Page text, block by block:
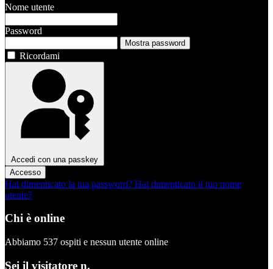
Nome utente
Password
Mostra password
Ricordami
Accedi con una passkey
Accesso
Hai dimenticato la tua password? Hai dimenticato il tuo nome
utente?
Chi è online
Abbiamo 537 ospiti e nessun utente online
Sei il visitatore n.